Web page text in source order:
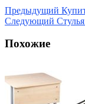
Предыдущий
Следующий
Похожие